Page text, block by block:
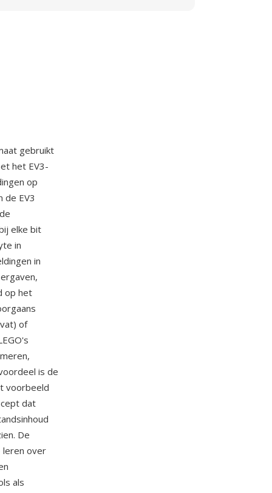
gebruikt
het EV3-
op
de EV3
elke bit
in
in
op het
of
is de
voorbeeld
dat
De
leren over
als